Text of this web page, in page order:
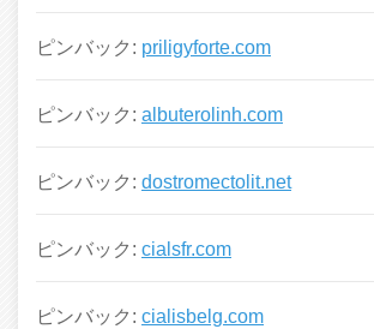
ピンバック: priligyforte.com
ピンバック: albuterolinh.com
ピンバック: dostromectolit.net
ピンバック: cialsfr.com
ピンバック: cialisbelg.com